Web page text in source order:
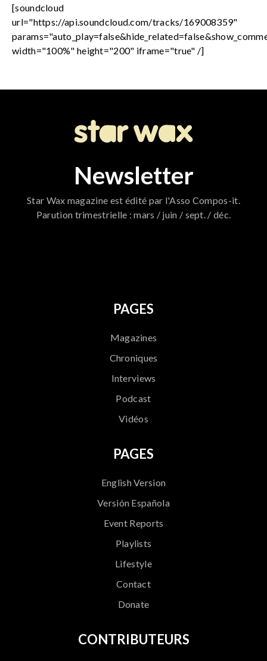
[soundcloud
url="https://api.soundcloud.com/tracks/169008359"
width="100%" height="200" iframe="true" /]
Newsletter
Star Wax magazine est édité par l'Asso Compos-it.
Parution trimestrielle : mars / juin / sept. / déc.
PAGES
Magazines
Chroniques
Interviews
Podcast
Vidéos
PAGES
English Version
Versión Española
Event Reports
Playlists
Lifestyle
Contact
Donate
CONTRIBUTEURS